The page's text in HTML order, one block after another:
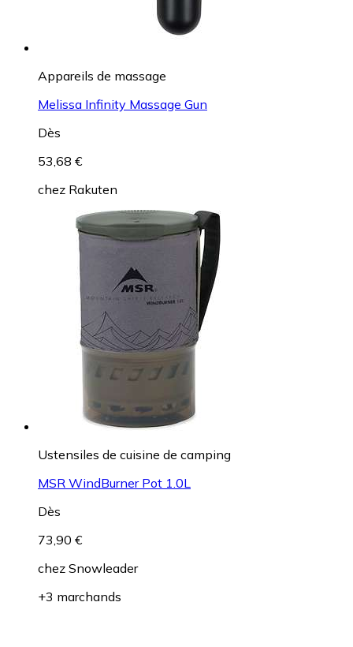
Appareils de massage
Melissa Infinity Massage Gun
Dès
53,68 €
chez Rakuten
Ustensiles de cuisine de camping
MSR WindBurner Pot 1.0L
Dès
73,90 €
chez Snowleader
+3 marchands